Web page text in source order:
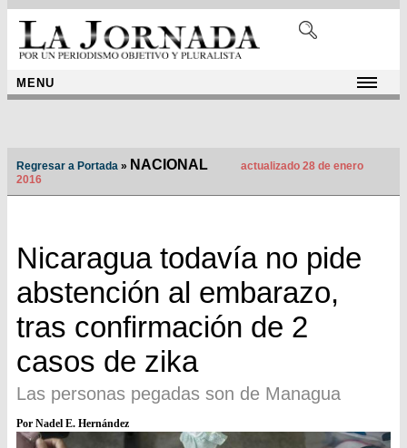
MENU
Regresar a Portada » NACIONAL
actualizado 28 de enero
2016
Nicaragua todavía no pide
abstención al embarazo,
tras confirmación de 2
casos de zika
Las personas pegadas son de Managua
Por Nadel E. Hernández